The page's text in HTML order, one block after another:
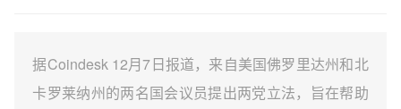
据Coindesk 12月7日报道，来自美国佛罗里达州和北
卡罗莱纳州的两名国会议员提出两党立法，旨在帮助